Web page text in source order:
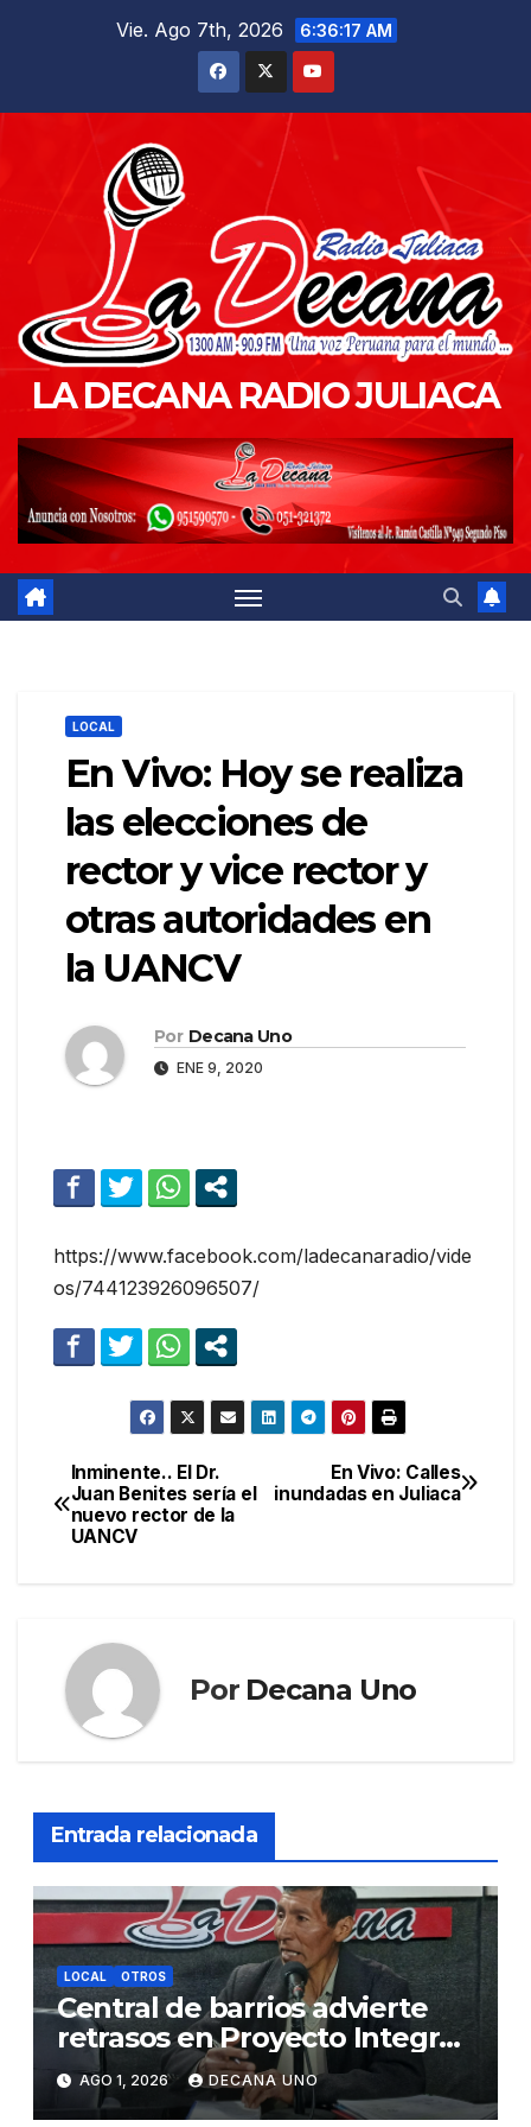
Vie. Ago 7th, 2026 6:36:18 AM
LA DECANA RADIO JULIACA
LOCAL
En Vivo: Hoy se realiza
las elecciones de
rector y vice rector y
otras autoridades en
la UANCV
Por Decana Uno
ENE 9, 2020
https://www.facebook.com/ladecanaradio/vide
os/744123926096507/
Navegación
de
En Vivo: Calles
inundadas en Juliaca
Inminente.. El Dr.
Juan Benites sería el
nuevo rector de la
UANCV
Por Decana Uno
Entrada relacionada
LOCAL OTROS
Central de barrios advierte
retrasos en Proyecto Integral
de Agua y Alcantarillado para
Juliaca
AGO 1, 2026 DECANA UNO